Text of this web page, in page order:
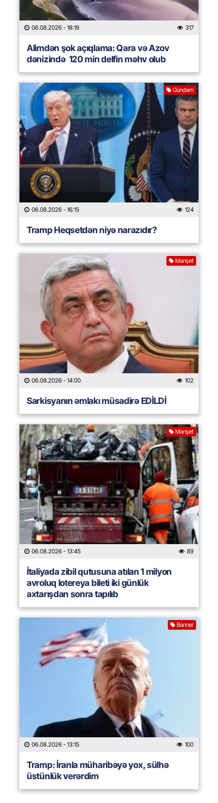
06.08.2026 - 18:19 317
Alimdən şok açıqlama: Qara və Azov
dənizində 120 min delfin məhv olub
Gündəm
06.08.2026 - 16:15 124
Tramp Heqsetdən niyə narazıdır?
Manşet
06.08.2026 - 14:00 102
Sarkisyanın əmlakı müsadirə EDİLDİ
Manşet
06.08.2026 - 13:45 89
İtaliyada zibil qutusuna atılan 1 milyon
avroluq lotereya bileti iki günlük
axtarışdan sonra tapılıb
Banner
06.08.2026 - 13:15 100
Tramp: İranla müharibəyə yox, sülhə
üstünlük verərdim